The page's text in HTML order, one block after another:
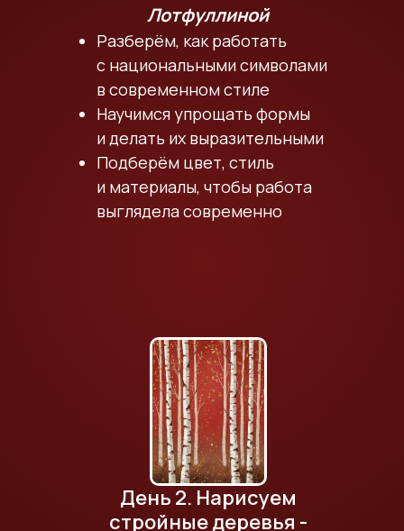
День 2. Нарисуем
стройные деревья -
Лотфуллиной
Разберём, как работать
с национальными символами
в современном стиле
Научимся упрощать формы
и делать их выразительными
Подберём цвет, стиль
и материалы, чтобы работа
выглядела современно